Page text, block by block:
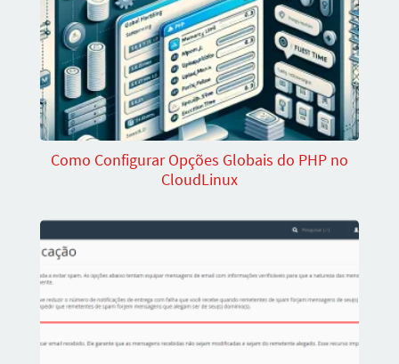
Como Configurar Opções Globais do PHP no
CloudLinux